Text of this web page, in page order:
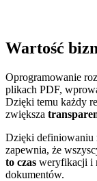
Wartość
Oprogramowanie
plikach PDF,
Dzięki temu każdy
zwiększa
Dzięki definiowaniu
zapewnia, że
to czas weryfikacji i
dokumentów.